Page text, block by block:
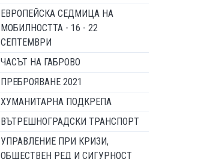
ЕВРОПЕЙСКА СЕДМИЦА НА
МОБИЛНОСТТА - 16 - 22
СЕПТЕМВРИ
ЧАСЪТ НА ГАБРОВО
ПРЕБРОЯВАНЕ 2021
ХУМАНИТАРНА ПОДКРЕПА
ВЪТРЕШНОГРАДСКИ ТРАНСПОРТ
УПРАВЛЕНИЕ ПРИ КРИЗИ,
ОБЩЕСТВЕН РЕД И СИГУРНОСТ